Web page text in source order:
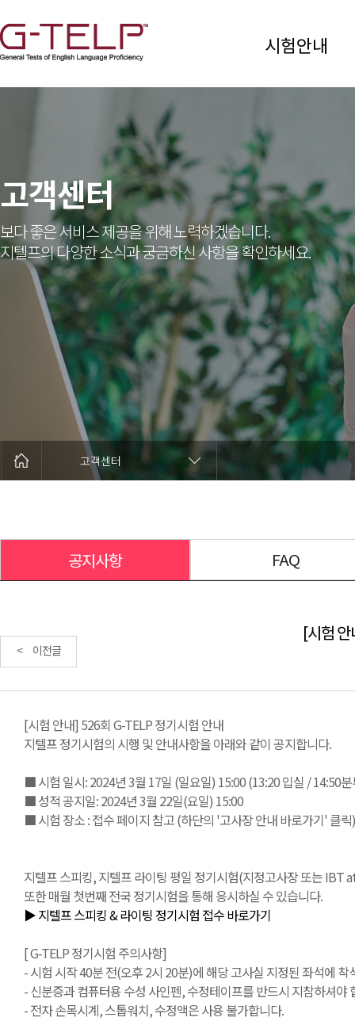
시험안내
고객센터
보다 좋은 서비스 제공을 위해 노력하겠습니다.
지텔프의 다양한 소식과 궁금하신 사항을 확인하세요.
고객센터
공지사항 FAQ
[시험
< 이전글
[시험 안내] 526회 G-TELP 정기시험 안내
지텔프 정기시험의 시행 및 안내사항을 아래와 같이 공지합니다.
■ 시험 일시: 2024년 3월 17일 (일요일) 15:00 (13:20 입실 / 14:50
■ 성적 공지일: 2024년 3월 22일(요일) 15:00
■ 시험 장소 : 접수 페이지 참고 (하단의 '고사장 안내 바로가기' 클릭)
지텔프 스피킹, 지텔프 라이팅 평일 정기시험(지정고사장 또는 IBT
또한 매월 첫번째 전국 정기시험을 통해 응시하실 수 있습니다.
▶ 지텔프 스피킹 & 라이팅 정기시험 접수 바로가기
[ G-TELP 정기시험 주의사항]
- 시험 시작 40분 전(오후 2시 20분)에 해당 고사실 지정된 좌석에 착
- 신분증과 컴퓨터용 수성 사인펜, 수정테이프를 반드시 지참하셔야
- 전자 손목시계, 스톱워치, 수정액은 사용 불가합니다.